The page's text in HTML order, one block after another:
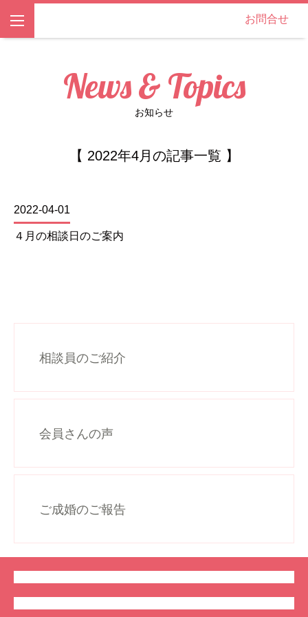
お問合せ
News & Topics
お知らせ
【 2022年4月の記事一覧 】
2022-04-01
４月の相談日のご案内
相談員のご紹介
会員さんの声
ご成婚のご報告